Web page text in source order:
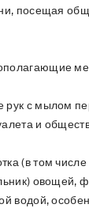
посещая
с мылом
и
(в том числе
овощей,
водой,